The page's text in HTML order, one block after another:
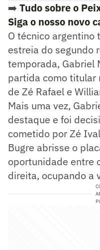
➡️ Tudo sobre o
Siga o nosso novo
O técnico argentino
estreia do segundo
temporada, Gabriel
partida como titular
de Zé Rafael e
Mais uma vez,
destaque e foi
cometido por Zé
Bugre abrisse o
oportunidade entre
direita, ocupando a